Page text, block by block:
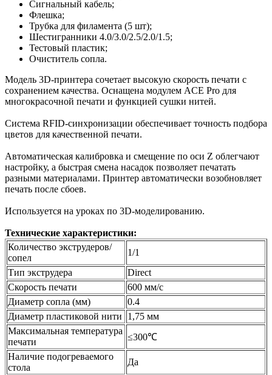
Сигнальный кабель;
Флешка;
Трубка для филамента (5 шт);
Шестигранники 4.0/3.0/2.5/2.0/1.5;
Тестовый пластик;
Очиститель сопла.
Модель 3D-принтера сочетает высокую скорость печати с
сохранением качества. Оснащена модулем ACE Pro для
многокрасочной печати и функцией сушки нитей.
Система RFID-синхронизации обеспечивает точность подбора
цветов для качественной печати.
Автоматическая калибровка и смещение по оси Z облегчают
настройку, а быстрая смена насадок позволяет печатать
разными материалами. Принтер автоматически возобновляет
печать после сбоев.
Используется на уроках по 3D-моделированию.
Технические характеристики:
Количество экструдеров/
сопел
1/1
Тип экструдера
Direct
Скорость печати
600 мм/с
Диаметр сопла (мм)
0.4
Диаметр пластиковой нити
1,75 мм
Максимальная температура
печати
≤300℃
Наличие подогреваемого
стола
Да